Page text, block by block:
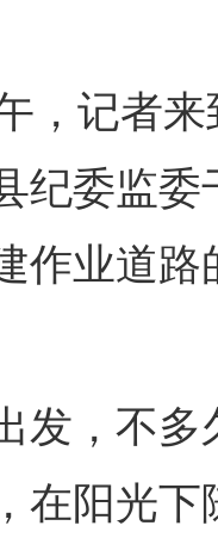
记者来
纪委监
作业道
，不多
在阳光